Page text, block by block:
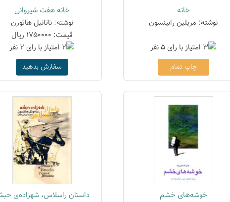
خانه
نوشته: مریلین رابینسون
چاپ تمام
خانه هفت شیروانی
نوشته: ناتانیل هاثورن
قیمت: 1750000 ریال
سفارش بدهید
خوشه‌های خشم داستان راسلاس، شهزاده‌ی